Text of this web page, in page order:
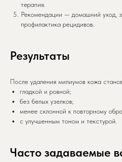
терапия.
Рекомендации — домашний уход,
профилактика рецидивов.
Результаты
После удаления милиумов кожа
гладкой и ровной;
без белых узелков;
менее склонной к повторному
с улучшенным тоном и текстурой.
Часто задаваемые